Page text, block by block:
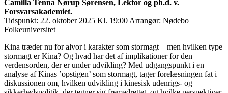
Camilla Tenna Nørup Sørensen, Lektor og ph.d. v.
Forsvarsakademiet.
Tidspunkt: 22. oktober 2025 Kl. 19:00 Arrangør: Nødebo
Folkeuniversitet
Kina træder nu for alvor i karakter som stormagt – men hvilken type
stormagt er Kina? Og hvad har det af implikationer for den
verdensorden, der er under udvikling? Med udgangspunkt i en
analyse af Kinas ’opstigen’ som stormagt, tager forelæsningen fat i
diskussionen om, hvilken udvikling i kinesisk udenrigs- og